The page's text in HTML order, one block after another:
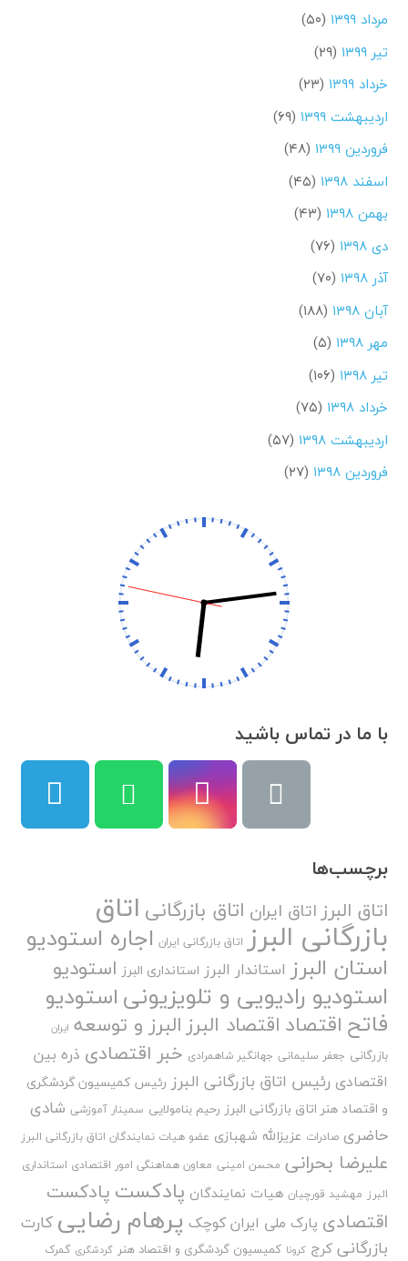
مرداد ۱۳۹۹
(۵۰)
تیر ۱۳۹۹
(۲۹)
خرداد ۱۳۹۹
(۲۳)
اردیبهشت ۱۳۹۹
(۶۹)
فروردین ۱۳۹۹
(۴۸)
اسفند ۱۳۹۸
(۴۵)
بهمن ۱۳۹۸
(۴۳)
دی ۱۳۹۸
(۷۶)
آذر ۱۳۹۸
(۷۰)
آبان ۱۳۹۸
(۱۸۸)
مهر ۱۳۹۸
(۵)
تیر ۱۳۹۸
(۱۰۶)
خرداد ۱۳۹۸
(۷۵)
اردیبهشت ۱۳۹۸
(۵۷)
فروردین ۱۳۹۸
(۲۷)
با ما در تماس باشید
برچسب‌ها
اتاق البرزاتاق ایران اتاق بازرگانی اتاق
بازرگانی البرز اتاق بازرگانی ایران اجاره استودیو
استان البرز استاندار البرز استانداری البرز استودیو
استودیو رادیویی و تلویزیونیاستودیو
فاتح اقتصاد اقتصاد البرزالبرز و توسعه ایران
بازرگانی جعفر سلیمانی جهانگیر شاهمرادی خبر اقتصادی ذره بین
اقتصادی رئیس اتاق بازرگانی البرز رئیس کمیسیون گردشگری
و اقتصاد هنر اتاق بازرگانی البرز رحیم بنامولایی سمینار آموزشی شادی
حاضری صادرات عزیزالله شهبازی عضو هیات نمایندگان اتاق بازرگانی البرز
علیرضا بحرانی محسن امینی معاون هماهنگی امور اقتصادی استانداری
البرز مهشید قورچیان هیات نمایندگان پادکست پادکست
اقتصادی پارک ملی ایران کوچک پرهام رضایی کارت
بازرگانی کرج کرونا کمیسیون گردشگری و اقتصاد هنر گردشگری گمرک